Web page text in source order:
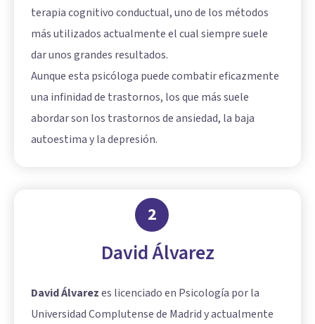
terapia cognitivo conductual, uno de los métodos
más utilizados actualmente el cual siempre suele
dar unos grandes resultados.
Aunque esta psicóloga puede combatir eficazmente
una infinidad de trastornos, los que más suele
abordar son los trastornos de ansiedad, la baja
autoestima y la depresión.
2
David Álvarez
David Álvarezes licenciado en Psicología por la
Universidad Complutense de Madrid y actualmente